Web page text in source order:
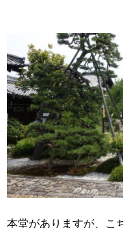
本堂がありますが、こ